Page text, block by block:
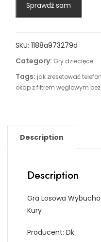
Sprawdź sam
SKU: 1188a973279d
Category: Gry dziecięce
Tags: jak zresetować
okap z filtrem węglowym
Description
Description
Gra Losowa
Kury
Producent: Dk